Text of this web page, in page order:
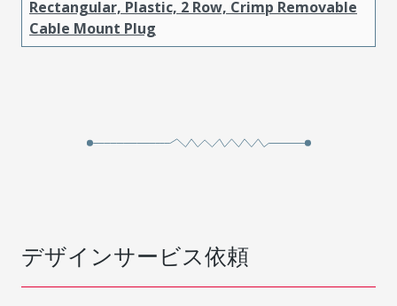
Rectangular, Plastic, 2 Row, Crimp Removable
Cable Mount Plug
デザインサービス依頼